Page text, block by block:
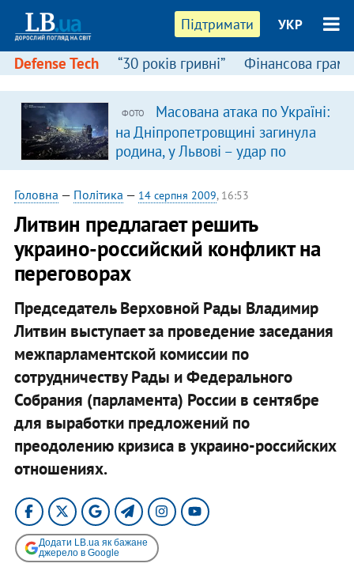
Підтримати УКР
Defense Tech “30 років гривні” Фінансова
ФОТО
Масована атака по Україні:
на Дніпропетровщині загинула
родина, у Львові – удар по
багатоповерхівках
(доповнюється)
Головна — Політика — 14 серпня 2009, 16:53
Литвин предлагает решить
украино-российский конфликт на
переговорах
Председатель Верховной Рады Владимир
Литвин выступает за проведение заседания
межпарламентской комиссии по
сотрудничеству Рады и Федерального
Собрания (парламента) России в сентябре
для выработки предложений по
преодолению кризиса в украино-российских
отношениях.
Додати LB.ua як бажане
джерело в Google